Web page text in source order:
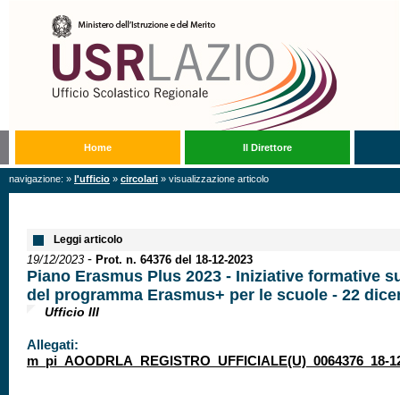
Home Il Direttore
navigazione: » l'ufficio » circolari » visualizzazione articolo
Leggi articolo
19/12/2023 - Prot. n. 64376 del 18-12-2023
Piano Erasmus Plus 2023 - Iniziative formative
del programma Erasmus+ per le scuole - 22
Ufficio III
Allegati:
m_pi_AOODRLA_REGISTRO_UFFICIALE(U)_0064376_18-